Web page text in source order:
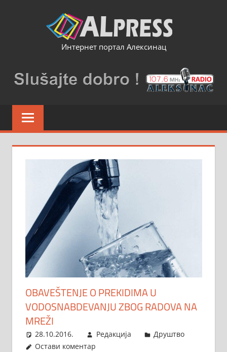
Интернет портал Алексинац
OBAVEŠTENJE O PREKIDIMA U
VODOSNABDEVANJU ZBOG RADOVA NA
MREŽI
28.10.2016. Редакција
Друштво
Остави коментар